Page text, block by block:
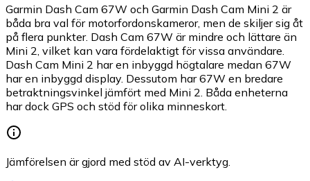
Garmin Dash Cam 67W och Garmin Dash Cam Mini 2 är
båda bra val för motorfordonskameror, men de skiljer sig åt
på flera punkter. Dash Cam 67W är mindre och lättare än
Mini 2, vilket kan vara fördelaktigt för vissa användare.
Dash Cam Mini 2 har en inbyggd högtalare medan 67W
har en inbyggd display. Dessutom har 67W en bredare
betraktningsvinkel jämfört med Mini 2. Båda enheterna
har dock GPS och stöd för olika minneskort.
Jämförelsen är gjord med stöd av AI-verktyg.